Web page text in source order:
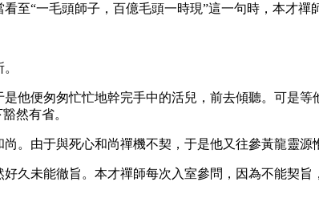
“一毛頭師子，百億毛頭一時現”這一句時，本才禪
便匆匆忙忙地幹完手中的活兒，前去傾聽。可是等
然有省。
由于與死心和尚禪機不契，于是他又往參黃龍靈源
未能徹旨。本才禪師每次入室參問，因為不能契旨